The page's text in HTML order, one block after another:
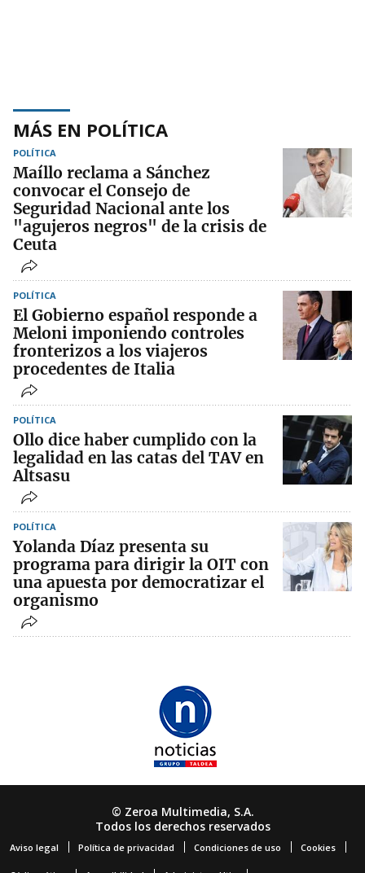
MÁS EN POLÍTICA
POLÍTICA
Maíllo reclama a Sánchez
convocar el Consejo de
Seguridad Nacional ante los
"agujeros negros" de la crisis de
Ceuta
POLÍTICA
El Gobierno español responde a
Meloni imponiendo controles
fronterizos a los viajeros
procedentes de Italia
POLÍTICA
Ollo dice haber cumplido con la
legalidad en las catas del TAV en
Altsasu
POLÍTICA
Yolanda Díaz presenta su
programa para dirigir la OIT con
una apuesta por democratizar el
organismo
© Zeroa Multimedia, S.A.
Todos los derechos reservados
Aviso legal Política de privacidad Condiciones de uso Cookies